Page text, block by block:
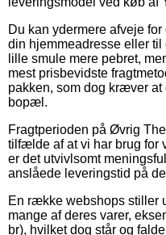
Du kan ydermere afveje
din hjemmeadresse eller
lille smule mere pebret,
mest prisbevidste
pakken, som dog kræver
bopæl.
Fragtperioden på Øvrig
tilfælde af at vi har brug for
er det utvivlsomt
anslåede leveringstid på
En række webshops stiller
mange af deres varer,
br), hvilket dog står og